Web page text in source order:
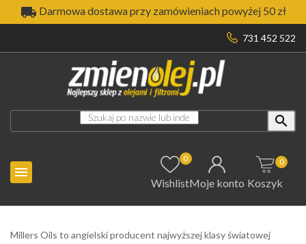
 Darmowa dostawa przy zamówieniach powyżej 50 zł
731 452 522


0
WishlistMoje konto Koszyk
0
Millers Oils to angielski producent najwyższej klasy światowej